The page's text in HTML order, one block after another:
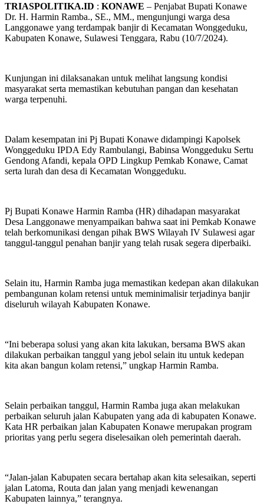
TRIASPOLITIKA.ID : KONAWE – Penjabat Bupati Konawe
Dr. H. Harmin Ramba., SE., MM., mengunjungi warga desa
Langgonawe yang terdampak banjir di Kecamatan Wonggeduku,
Kabupaten Konawe, Sulawesi Tenggara, Rabu (10/7/2024).
Kunjungan ini dilaksanakan untuk melihat langsung kondisi
masyarakat serta memastikan kebutuhan pangan dan kesehatan
warga terpenuhi.
Dalam kesempatan ini Pj Bupati Konawe didampingi Kapolsek
Wonggeduku IPDA Edy Rambulangi, Babinsa Wonggeduku Sertu
Gendong Afandi, kepala OPD Lingkup Pemkab Konawe, Camat
serta lurah dan desa di Kecamatan Wonggeduku.
Pj Bupati Konawe Harmin Ramba (HR) dihadapan masyarakat
Desa Langgonawe menyampaikan bahwa saat ini Pemkab Konawe
telah berkomunikasi dengan pihak BWS Wilayah IV Sulawesi agar
tanggul-tanggul penahan banjir yang telah rusak segera diperbaiki.
Selain itu, Harmin Ramba juga memastikan kedepan akan dilakukan
pembangunan kolam retensi untuk meminimalisir terjadinya banjir
diseluruh wilayah Kabupaten Konawe.
“Ini beberapa solusi yang akan kita lakukan, bersama BWS akan
dilakukan perbaikan tanggul yang jebol selain itu untuk kedepan
kita akan bangun kolam retensi,” ungkap Harmin Ramba.
Selain perbaikan tanggul, Harmin Ramba juga akan melakukan
perbaikan seluruh jalan Kabupaten yang ada di kabupaten Konawe.
Kata HR perbaikan jalan Kabupaten Konawe merupakan program
prioritas yang perlu segera diselesaikan oleh pemerintah daerah.
“Jalan-jalan Kabupaten secara bertahap akan kita selesaikan, seperti
jalan Latoma, Routa dan jalan yang menjadi kewenangan
Kabupaten lainnya,” terangnya.